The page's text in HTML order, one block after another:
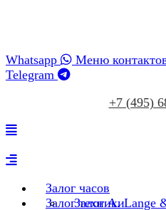
Whatsapp
Меню
Telegram
+7 (495)
Залог часов
Залог A. Lange
Залог техники